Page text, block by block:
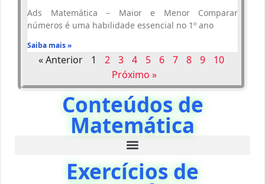
Ads Matemática – Maior e Menor Comparar
números é uma habilidade essencial no 1º ano
Saiba mais »
« Anterior 1 2 3 4 5 6 7 8 9
10
Próximo »
Conteúdos de
Matemática
Exercícios de